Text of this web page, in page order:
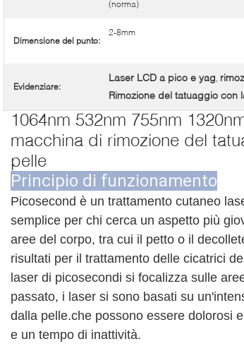
(norma)
Dimensione del punto:
2-8mm
Evidenziare:
Laser LCD a pico e yag,
Rimozione del tatuaggio con
1064nm 532nm 755nm
macchina di rimozione del
pelle
Principio di funzionamento
Picosecond è un trattamento cutaneo
semplice per chi cerca un aspetto più
aree del corpo, tra cui il petto o il
risultati per il trattamento delle cicatrici
laser di picosecondi si focalizza sulle
passato, i laser si sono basati su
dalla pelle.che possono essere dolorosi
e un tempo di inattività.